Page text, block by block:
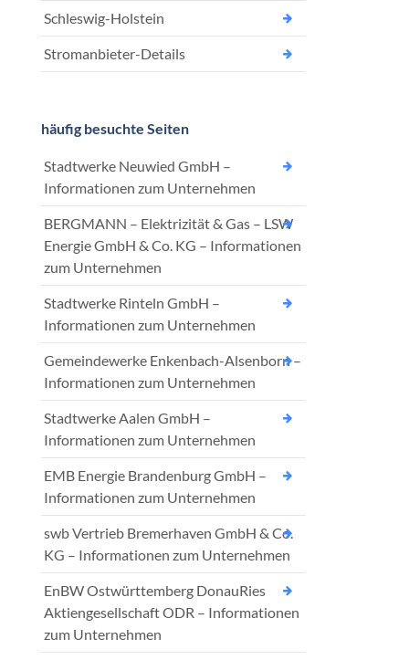
Schleswig-Holstein
Stromanbieter-Details
häufig besuchte Seiten
Stadtwerke Neuwied GmbH –
Informationen zum Unternehmen
BERGMANN – Elektrizität & Gas – LSW
Energie GmbH & Co. KG – Informationen
zum Unternehmen
Stadtwerke Rinteln GmbH –
Informationen zum Unternehmen
Gemeindewerke Enkenbach-Alsenborn –
Informationen zum Unternehmen
Stadtwerke Aalen GmbH –
Informationen zum Unternehmen
EMB Energie Brandenburg GmbH –
Informationen zum Unternehmen
swb Vertrieb Bremerhaven GmbH & Co.
KG – Informationen zum Unternehmen
EnBW Ostwürttemberg DonauRies
Aktiengesellschaft ODR – Informationen
zum Unternehmen